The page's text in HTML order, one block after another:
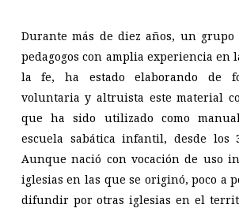
Durante más de diez años, un grupo
pedagogos con amplia experiencia en
la fe, ha estado elaborando de
voluntaria y altruista este material
que ha sido utilizado como
escuela sabática infantil, desde los
Aunque nació con vocación de uso
iglesias en las que se originó, poco a
difundir por otras iglesias en el